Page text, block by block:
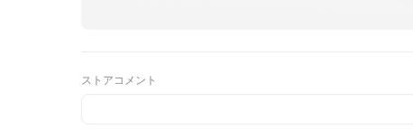
ストアコメント